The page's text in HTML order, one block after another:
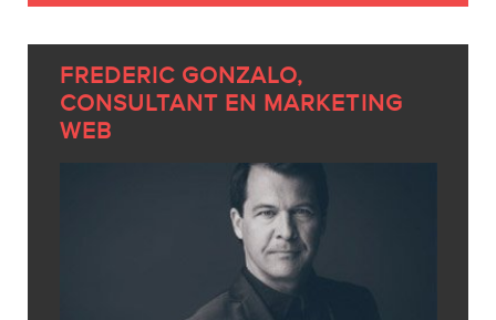
FREDERIC GONZALO,
CONSULTANT EN MARKETING
WEB